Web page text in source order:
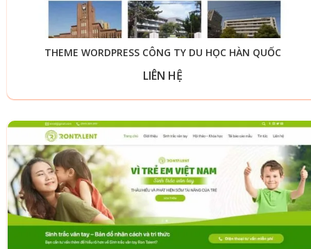
THEME WORDPRESS CÔNG TY DU HỌC HÀN QUỐC
LIÊN HỆ